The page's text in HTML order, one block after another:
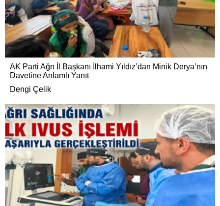
AK Parti Ağrı İl Başkanı İlhami Yıldız’dan Minik Derya’nın
Davetine Anlamlı Yanıt
Dengi Çelik